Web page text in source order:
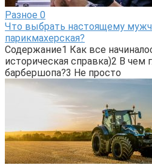
Разное 0
Что выбрать настоящему
парикмахерская?
Содержание1 Как все
историческая справка)2 В чем
барбершопа?3 Не просто